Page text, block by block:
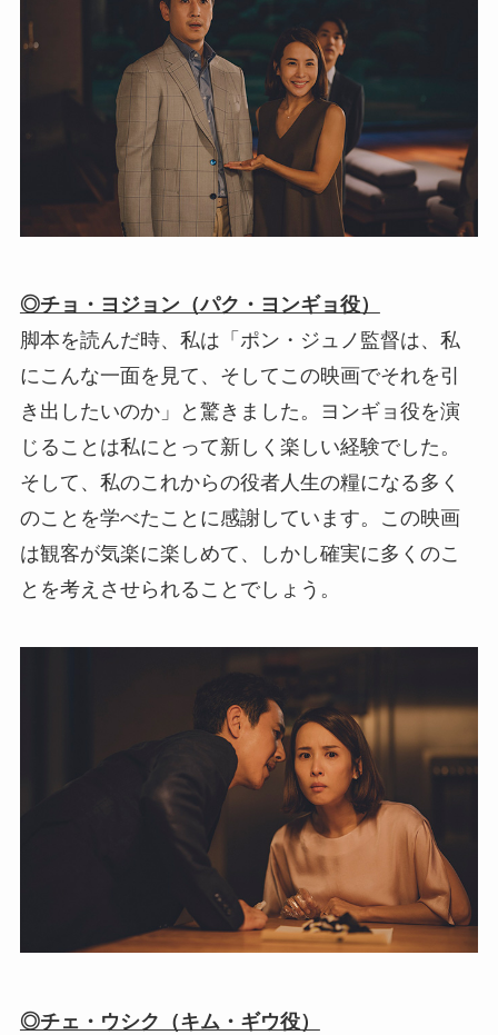
◎チョ・ヨジョン（パク・ヨンギョ役）
脚本を読んだ時、私は「ポン・ジュノ監督は、私
にこんな一面を見て、そしてこの映画でそれを引
き出したいのか」と驚きました。ヨンギョ役を演
じることは私にとって新しく楽しい経験でした。
そして、私のこれからの役者人生の糧になる多く
のことを学べたことに感謝しています。この映画
は観客が気楽に楽しめて、しかし確実に多くのこ
とを考えさせられることでしょう。
◎チェ・ウシク（キム・ギウ役）